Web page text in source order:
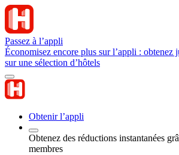
Passez à l’appli
Économisez encore plus sur l’appli : obtenez
sur une sélection d’hôtels
Obtenir l’appli
Obtenez des réductions instantanées
membres